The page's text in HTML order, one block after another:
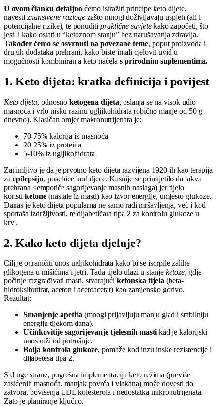
U ovom članku detaljno ćemo istražiti principe keto dijete,
navesti znanstvene razloge zašto mnogi doživljavaju uspjeh (ali i
potencijalne rizike), te ponuditi praktične savjete kako započeti, što
jesti i kako ostati u “ketoznom stanju” bez narušavanja zdravlja.
Također ćemo se osvrnuti na povezane teme, poput proizvoda i
drugih dodataka prehrani, kako biste imali cjelovit uvid u
mogućnosti kombiniranja keto načela s prirodnim suplementima.
1. Keto dijeta: kratka definicija i povijest
Keto dijeta, odnosno ketogena dijeta, oslanja se na visok udio
masnoća i vrlo nisku razinu ugljikohidrata (obično manje od 50 g
dnevno). Klasičan omjer makronutrijenata je:
70-75% kalorija iz masnoća
20-25% iz proteina
5-10% iz ugljikohidrata
Zanimljivo je da je prvotno keto dijeta razvijena 1920-ih kao terapija
za epilepsiju, posebice kod djece. Kasnije se primijetilo da takva
prehrana <empotiče sagorijevanje masnih naslaga) jer tijelo
koristi ketone (nastale iz masti) kao izvor energije, umjesto glukoze.
Danas je keto dijeta popularna ne samo radi mršavljenja, već i kod
sportaša izdržljivosti, te dijabetičara tipa 2 za kontrolu glukoze u
krvi.
2. Kako keto dijeta djeluje?
Cilj je ograničiti unos ugljikohidrata kako bi se iscrpile zalihe
glikogena u mišićima i jetri. Tada tijelo ulazi u stanje ketoze, gdje
počinje razgrađivati masti, stvarajući ketonska tijela (beta-
hidroksibutirat, aceton i acetoacetat) kao zamjensko gorivo.
Rezultat:
Smanjenje apetita (mnogi prijavljuju manju glad i stabilniju
energiju tijekom dana).
Učinkovitije sagorijevanje tjelesnih mastikad je kalorijski
unos niži od potrošnje.
Bolja kontrola glukoze, pomaže kod inzulinske rezistencije i
dijabetesa tipa 2.
S druge strane, pogrešna implementacija keto režima (previše
zasićenih masnoća, manjak povrća i vlakana) može dovesti do
zatvora, povišenja LDL kolesterola i nedostatka mikronutrijenata.
Zato je planiranje ključno.